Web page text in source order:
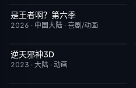
更新至第4集
是王者啊？第六季
2026 · 中国大陆 · 喜剧/动画
更新至第49集
逆天邪神3D
2023 · 大陆 · 动画